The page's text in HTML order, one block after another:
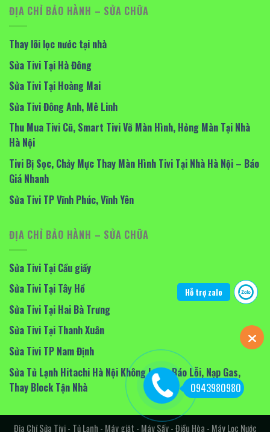
ĐỊA CHỈ BẢO HÀNH – SỬA CHỮA
Thay lõi lọc nước tại nhà
Sửa Tivi Tại Hà Đông
Sửa Tivi Tại Hoàng Mai
Sửa Tivi Đông Anh, Mê Linh
Thu Mua Tivi Cũ, Smart Tivi Vỡ Màn Hình, Hỏng Màn Tại Nhà
Hà Nội
Tivi Bị Sọc, Chảy Mực Thay Màn Hình Tivi Tại Nhà Hà Nội – Báo
Giá Nhanh
Sửa Tivi TP Vĩnh Phúc, Vĩnh Yên
ĐỊA CHỈ BẢO HÀNH – SỬA CHỮA
Sửa Tivi Tại Cầu giấy
Sửa Tivi Tại Tây Hồ
Sửa Tivi Tại Hai Bà Trưng
Sửa Tivi Tại Thanh Xuân
Sửa Tivi TP Nam Định
Sửa Tủ Lạnh Hitachi Hà Nội Không Lạnh, Báo Lỗi, Nạp Gas,
Thay Block Tận Nhà
Địa Chỉ Sửa Tivi - Tủ Lạnh - Máy giặt - Máy Sấy - Điều Hòa - Máy Lọc Nước
0943980980
Hỗ trợ zalo